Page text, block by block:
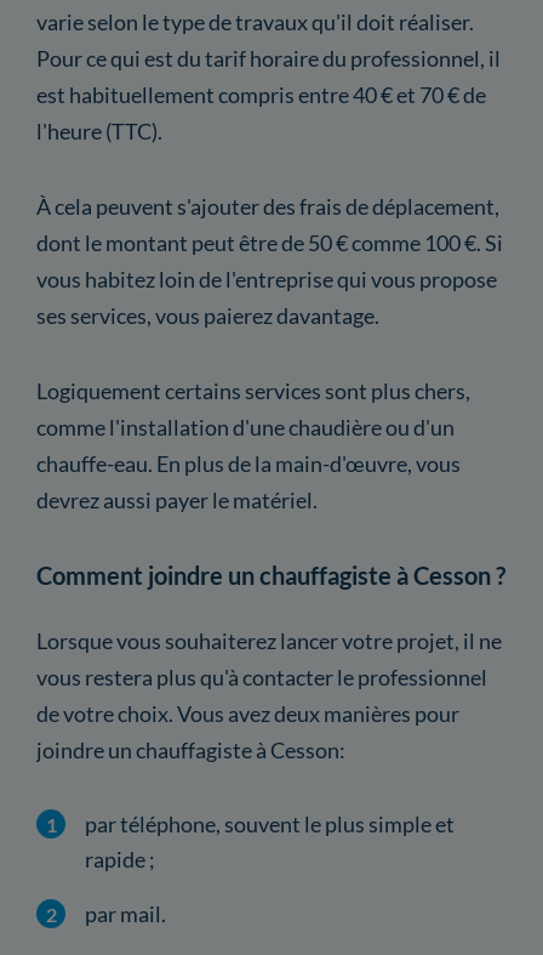
varie selon le type de travaux qu'il doit réaliser.
Pour ce qui est du tarif horaire du professionnel, il
est habituellement compris entre 40 € et 70 € de
l'heure (TTC).
À cela peuvent s'ajouter des frais de déplacement,
dont le montant peut être de 50 € comme 100 €. Si
vous habitez loin de l'entreprise qui vous propose
ses services, vous paierez davantage.
Logiquement certains services sont plus chers,
comme l'installation d'une chaudière ou d'un
chauffe-eau. En plus de la main-d'œuvre, vous
devrez aussi payer le matériel.
Comment joindre un chauffagiste à Cesson ?
Lorsque vous souhaiterez lancer votre projet, il ne
vous restera plus qu'à contacter le professionnel
de votre choix. Vous avez deux manières pour
joindre un chauffagiste à Cesson:
par téléphone, souvent le plus simple et
rapide ;
par mail.